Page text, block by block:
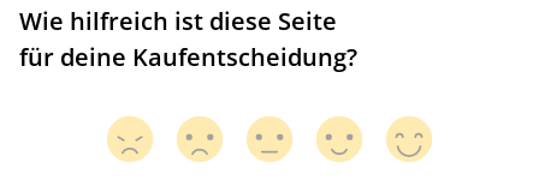
Wie hilfreich ist diese Seite
für deine Kaufentscheidung?